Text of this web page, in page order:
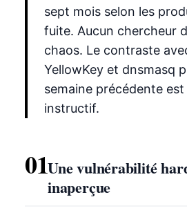
sept mois selon les
fuite. Aucun chercheur
chaos. Le contraste
YellowKey et dnsmasq
semaine précédente
instructif.
01Une vulnérabilité
inaperçue